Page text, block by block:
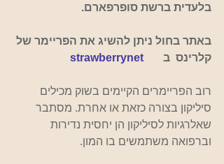
בלעדית ברשת סופרפארם.
באתר בחול ניתן להשיג את הפריימר של
קלרינס ב strawberrynet
רוב הפריימרים הקיימים בשוק מכילים
סיליקון בצורה כזאת או אחרת. מסתבר
שאלרגיות לסיליקון הן יחסית נדירות
וברפואה משתמשים בו המון.